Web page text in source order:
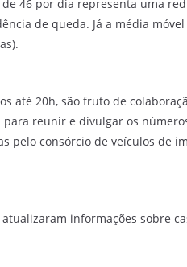
46 por dia representa uma
de queda. Já a média
até 20h, são fruto de
para reunir e divulgar os
pelo consórcio de veículos de
atualizaram informações sobre